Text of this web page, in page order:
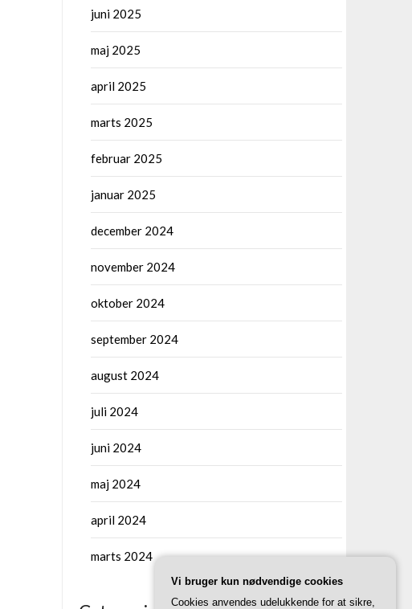
juni 2025
maj 2025
april 2025
marts 2025
februar 2025
januar 2025
december 2024
november 2024
oktober 2024
september 2024
august 2024
juli 2024
juni 2024
maj 2024
april 2024
marts 2024
Vi bruger kun nødvendige cookies
Cookies anvendes udelukkende for at sikre,